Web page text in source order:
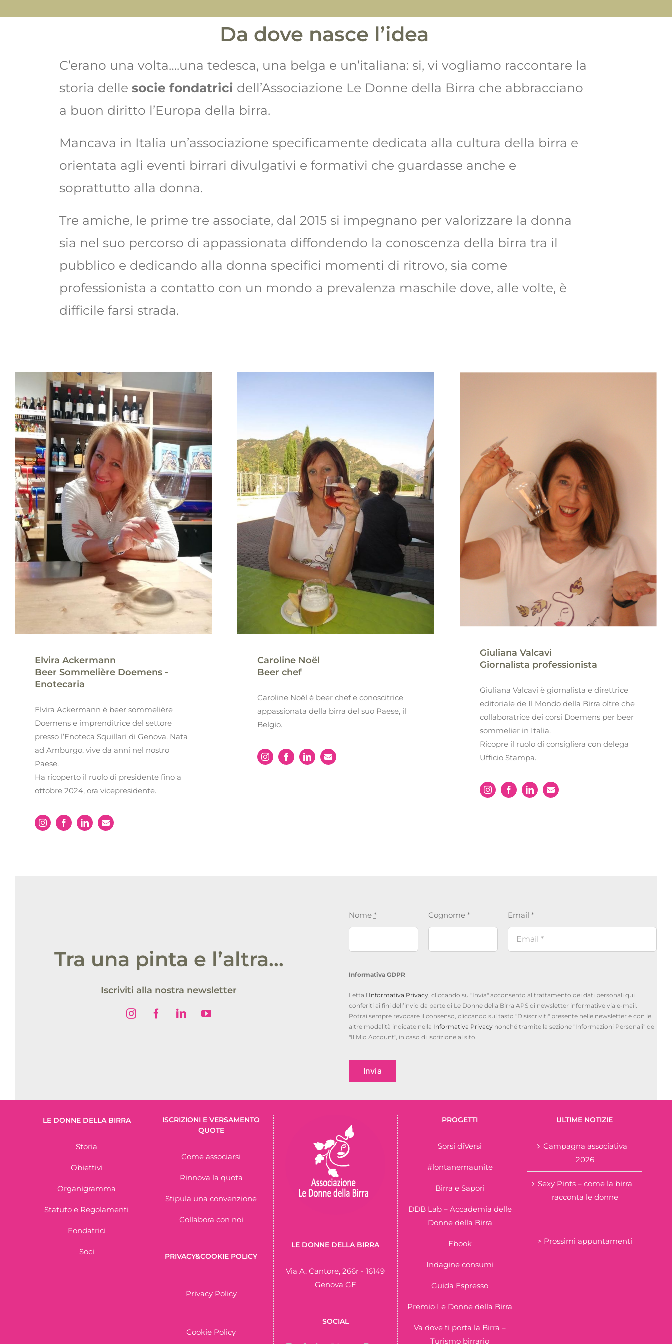
Da dove nasce l’idea
C’erano una volta….una tedesca, una belga e un’italiana: si, vi vogliamo raccontare la
storia delle socie fondatrici dell’Associazione Le Donne della Birra che abbracciano
a buon diritto l’Europa della birra.
Mancava in Italia un’associazione specificamente dedicata alla cultura della birra e
orientata agli eventi birrari divulgativi e formativi che guardasse anche e
soprattutto alla donna.
Tre amiche, le prime tre associate, dal 2015 si impegnano per valorizzare la donna
sia nel suo percorso di appassionata diffondendo la conoscenza della birra tra il
pubblico e dedicando alla donna specifici momenti di ritrovo, sia come
professionista a contatto con un mondo a prevalenza maschile dove, alle volte, è
difficile farsi strada.
Elvira Ackermann
Beer Sommelière Doemens -
Enotecaria
Elvira Ackermann è beer sommelière
Doemens e imprenditrice del settore
presso l’Enoteca Squillari di Genova. Nata
ad Amburgo, vive da anni nel nostro
Paese.
Ha ricoperto il ruolo di presidente fino a
ottobre 2024, ora vicepresidente.
Caroline Noël
Beer chef
Caroline Noël è beer chef e conoscitrice
appassionata della birra del suo Paese, il
Belgio.
Giuliana Valcavi
Giornalista professionista
Giuliana Valcavi è giornalista e direttrice
editoriale de Il Mondo della Birra oltre che
collaboratrice dei corsi Doemens per beer
sommelier in Italia.
Ricopre il ruolo di consigliera con delega
Ufficio Stampa.
Tra una pinta e l’altra…
Iscriviti alla nostra newsletter
Nome * Cognome * Email *
Informativa GDPR
Letta l’Informativa Privacy, cliccando su "Invia" acconsento al trattamento dei dati personali qui
conferiti ai fini dell’invio da parte di Le Donne della Birra APS di newsletter informative via e-mail.
Potrai sempre revocare il consenso, cliccando sul tasto "Disiscriviti" presente nelle newsletter e con le
altre modalità indicate nella Informativa Privacynonché tramite la sezione "Informazioni Personali" de
"Il Mio Account", in caso di iscrizione al sito.
Invia
LE DONNE DELLA BIRRA
Storia
Obiettivi
Organigramma
Statuto e Regolamenti
Fondatrici
Soci
ISCRIZIONI E VERSAMENTO
QUOTE
Come associarsi
Rinnova la quota
Stipula una convenzione
Collabora con noi
PRIVACY&COOKIE POLICY
Privacy Policy
Cookie Policy
LE DONNE DELLA BIRRA
Via A. Cantore, 266r - 16149
Genova GE
SOCIAL
PROGETTI
Sorsi diVersi
#lontanemaunite
Birra e Sapori
DDB Lab – Accademia delle
Donne della Birra
Ebook
Indagine consumi
Guida Espresso
Premio Le Donne della Birra
Va dove ti porta la Birra –
Turismo birrario
ULTIME NOTIZIE
Campagna associativa
2026
Sexy Pints – come la birra
racconta le donne
> Prossimi appuntamenti